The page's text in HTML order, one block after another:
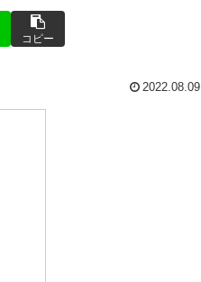
コピー
2022.08.09